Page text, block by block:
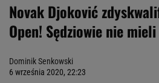
Novak Djoković
Open! Sędziowie nie
Dominik Senkowski
6 września 2020, 22:23